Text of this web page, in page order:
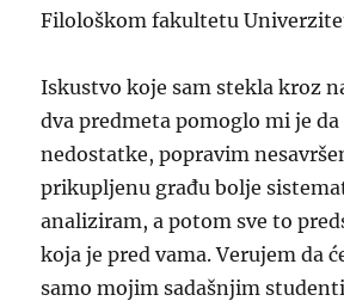
Filološkom fakultetu
Iskustvo koje sam stekla kroz
dva predmeta pomoglo mi je da
nedostatke, popravim
prikupljenu građu bolje
analiziram, a potom sve to
koja je pred vama. Verujem da
samo mojim sadašnjim